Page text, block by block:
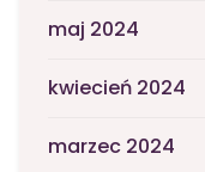
maj 2024
kwiecień 2024
marzec 2024